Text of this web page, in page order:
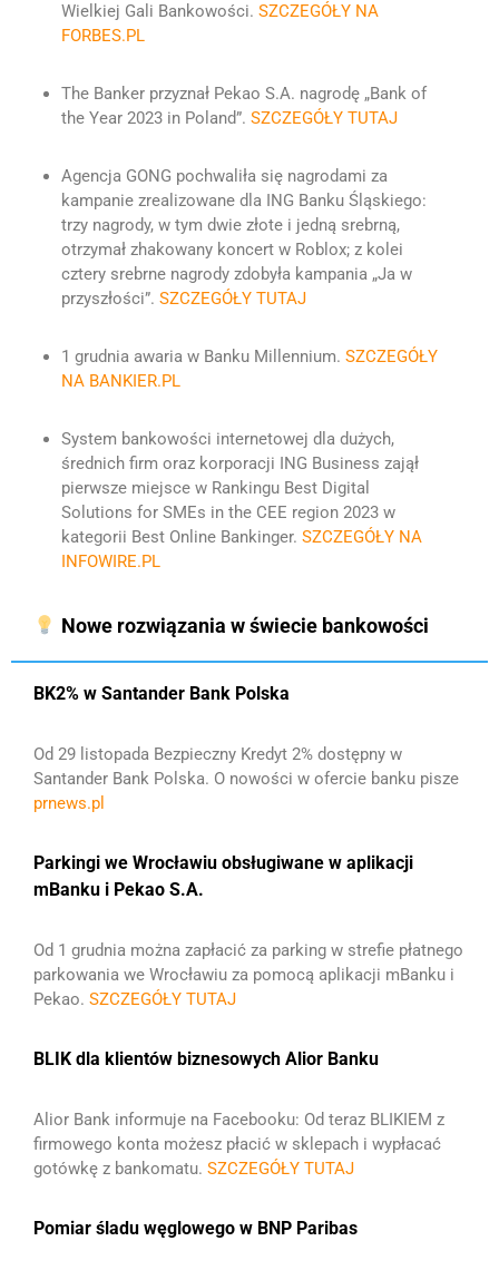
Wielkiej Gali Bankowości. SZCZEGÓŁY NA
FORBES.PL
The Banker przyznał Pekao S.A. nagrodę „Bank of
the Year 2023 in Poland”. SZCZEGÓŁY TUTAJ
Agencja GONG pochwaliła się nagrodami za
kampanie zrealizowane dla ING Banku Śląskiego:
trzy nagrody, w tym dwie złote i jedną srebrną,
otrzymał zhakowany koncert w Roblox; z kolei
cztery srebrne nagrody zdobyła kampania „Ja w
przyszłości”. SZCZEGÓŁY TUTAJ
1 grudnia awaria w Banku Millennium. SZCZEGÓŁY
NA BANKIER.PL
System bankowości internetowej dla dużych,
średnich firm oraz korporacji ING Business zajął
pierwsze miejsce w Rankingu Best Digital
Solutions for SMEs in the CEE region 2023 w
kategorii Best Online Bankinger. SZCZEGÓŁY NA
INFOWIRE.PL
Nowe rozwiązania w świecie bankowości
BK2% w Santander Bank Polska
Od 29 listopada Bezpieczny Kredyt 2% dostępny w
Santander Bank Polska. O nowości w ofercie banku pisze
prnews.pl
Parkingi we Wrocławiu obsługiwane w aplikacji
mBanku i Pekao S.A.
Od 1 grudnia można zapłacić za parking w strefie płatnego
parkowania we Wrocławiu za pomocą aplikacji mBanku i
Pekao. SZCZEGÓŁY TUTAJ
BLIK dla klientów biznesowych Alior Banku
Alior Bank informuje na Facebooku: Od teraz BLIKIEM z
firmowego konta możesz płacić w sklepach i wypłacać
gotówkę z bankomatu. SZCZEGÓŁY TUTAJ
Pomiar śladu węglowego w BNP Paribas